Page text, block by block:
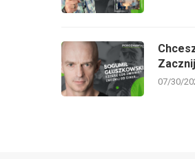
Karpacz 7-9.09.2021
07/30/